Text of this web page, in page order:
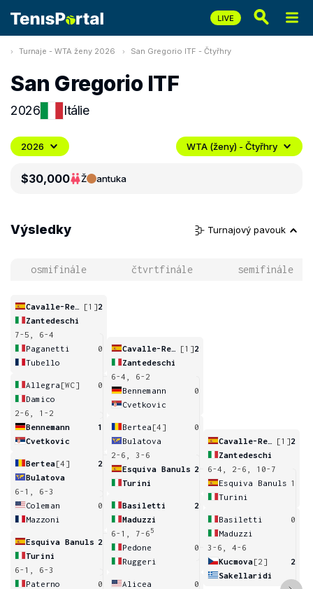
Turnaje - WTA ženy 2026 San Gregorio ITF - Čtyřhry
San Gregorio ITF
2026 Itálie
2026 WTA (ženy) - Čtyřhry
$30,000 Ž antuka
Výsledky Turnajový pavouk
osmifinále čtvrtfinále semifinále
[1]2
Zantedeschi
7-5, 6-4
Paganetti
0
Tubello
Allegra [WC]
0
Damico
2-6, 1-2
Bennemann
1
Cvetkovic
Bertea[4]
2
Bulatova
6-1, 6-3
Coleman
0
Mazzoni
Esquiva Banuls 2
Turini
6-1, 6-3
Paterno
0
[1]2
Zantedeschi
6-4, 6-2
Bennemann
0
Cvetkovic
Bertea [4]
0
Bulatova
2-6, 3-6
Esquiva Banuls 2
Turini
Basiletti
2
Maduzzi
6-1, 7-6 5
Pedone
0
Ruggeri
Alicea
0
[1]2
Zantedeschi
6-4, 2-6, 10-7
Esquiva Banuls 1
Turini
Basiletti
0
Maduzzi
3-6, 4-6
Kucmova[2]
2
Sakellaridi